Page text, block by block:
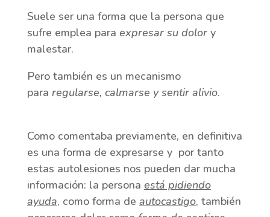
Suele ser una forma que la persona que
sufre emplea para expresar su dolory
malestar.
Pero también es un mecanismo
para regularse, calmarse y sentir alivio.
Como comentaba previamente, en definitiva
es una forma de expresarse y por tanto
estas autolesiones nos pueden dar mucha
información: la persona está pidiendo
ayuda, como forma de autocastigo, también